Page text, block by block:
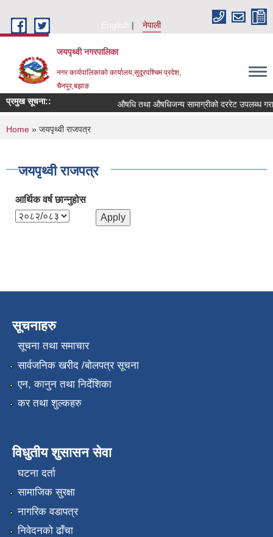
English
नेपाली
जयपृथ्वी नगरपालिका
नगर कार्यपालिकाको कार्यालय,सुदूरपश्चिम प्रदेश,
चैनपुर,बझाङ
प्रमुख सूचना:: औषधि तथा औषधिजन्य सामाग्रीको दररेट उपलब्ध
You are here
Home » जयपृथ्वी राजपत्र
जयपृथ्वी राजपत्र
आर्थिक वर्ष छान्‍नुहोस
सूचनाहरु
सूचना तथा समाचार
सार्वजनिक खरीद /बोलपत्र सूचना
एन, कानुन तथा निर्देशिका
कर तथा शुल्कहरु
विधुतीय शुसासन सेवा
घटना दर्ता
सामाजिक सुरक्षा
नागरिक वडापत्र
निवेदनको ढाँचा